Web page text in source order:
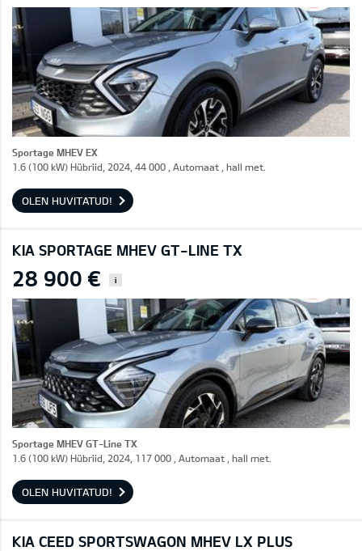
Sportage MHEV EX
1.6 (100 kW) Hübriid, 2024, 44 000 , Automaat , hall met.
OLEN HUVITATUD!
KIA SPORTAGE MHEV GT-LINE TX
28 900 € i
Sportage MHEV GT-Line TX
1.6 (100 kW) Hübriid, 2024, 117 000 , Automaat , hall met.
OLEN HUVITATUD!
KIA CEED SPORTSWAGON MHEV LX PLUS